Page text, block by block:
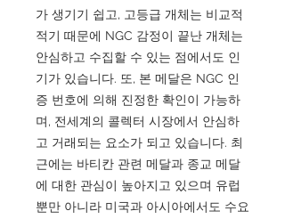
가 생기기 쉽고, 고등급 개체는 비교적
적기 때문에 NGC 감정이 끝난 개체는
안심하고 수집할 수 있는 점에서도 인
기가 있습니다. 또, 본 메달은 NGC 인
증 번호에 의해 진정한 확인이 가능하
며, 전세계의 콜렉터 시장에서 안심하
고 거래되는 요소가 되고 있습니다. 최
근에는 바티칸 관련 메달과 종교 메달
에 대한 관심이 높아지고 있으며 유럽
뿐만 아니라 미국과 아시아에서도 수요